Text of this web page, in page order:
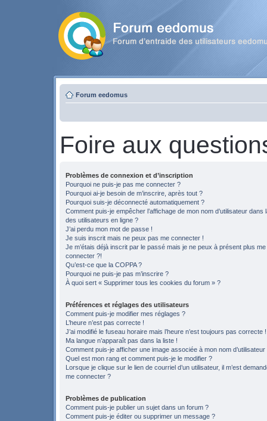
Forum eedomus
Foire aux
Problèmes de connexion et d’inscription
Pourquoi ne puis-je pas me connecter ?
Pourquoi ai-je besoin de m’inscrire, après tout ?
Pourquoi suis-je déconnecté automatiquement ?
Comment puis-je empêcher l’affichage de mon nom d’utilisateur dans
des utilisateurs en ligne ?
J’ai perdu mon mot de passe !
Je suis inscrit mais ne peux pas me connecter !
Je m’étais déjà inscrit par le passé mais je ne peux à présent plus me
connecter ?!
Qu’est-ce que la COPPA ?
Pourquoi ne puis-je pas m’inscrire ?
À quoi sert « Supprimer tous les cookies du forum » ?
Préférences et réglages des utilisateurs
Comment puis-je modifier mes réglages ?
L’heure n’est pas correcte !
J’ai modifié le fuseau horaire mais l’heure n’est toujours pas correcte !
Ma langue n’apparaît pas dans la liste !
Comment puis-je afficher une image associée à mon nom d’utilisateur
Quel est mon rang et comment puis-je le modifier ?
Lorsque je clique sur le lien de courriel d’un utilisateur, il m’est
me connecter ?
Problèmes de publication
Comment puis-je publier un sujet dans un forum ?
Comment puis-je éditer ou supprimer un message ?